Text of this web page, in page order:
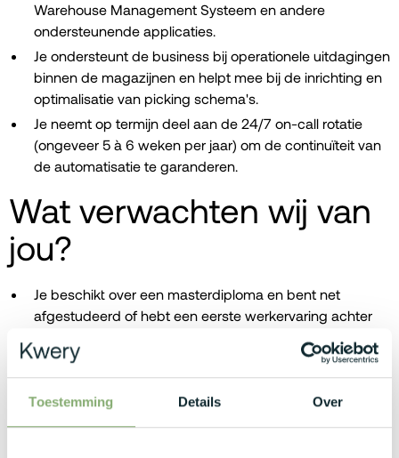
Toestemming Details Over
Warehouse Management Systeem en andere
ondersteunende applicaties.
Je ondersteunt de business bij operationele uitdagingen
binnen de magazijnen en helpt mee bij de inrichting en
optimalisatie van picking schema's.
Je neemt op termijn deel aan de 24/7 on-call rotatie
(ongeveer 5 à 6 weken per jaar) om de continuïteit van
de automatisatie te garanderen.
Wat verwachten wij van
jou?
Je beschikt over een masterdiploma en bent net
afgestudeerd of hebt een eerste werkervaring achter
Je bent analytisch ingesteld, hebt een sterke affiniteit
met data en IT. Kennis van SQL wordt gezien als een
pluspunt.
Je bent enorm leergierig en raakt gepassioneerd door